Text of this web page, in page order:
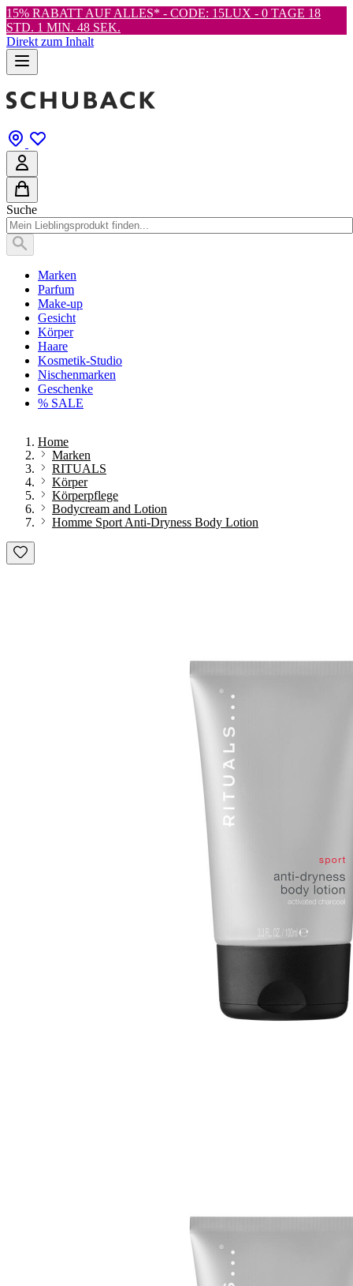
15% RABATT AUF ALLES* - CODE: 15LUX - 0 TAGE 18
STD. 1 MIN. 47 SEK.
Direkt zum Inhalt
Suche
Marken
Parfum
Make-up
Gesicht
Körper
Haare
Kosmetik-Studio
Nischenmarken
Geschenke
% SALE
Home
Marken
RITUALS
Körper
Körperpflege
Bodycream and Lotion
Homme Sport Anti-Dryness Body Lotion